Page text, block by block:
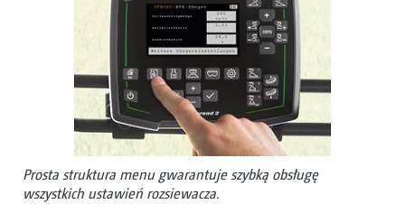
Prosta struktura menu gwarantuje szybką obsługę
wszystkich ustawień rozsiewacza.